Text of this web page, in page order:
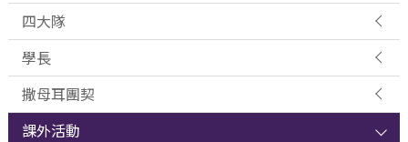
四大隊
學長
撒母耳團契
課外活動